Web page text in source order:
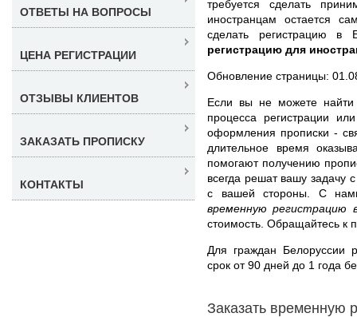
требуется сделать
иностранцам остается
сделать регистрацию в
регистрацию для
Обновление страницы:
Если вы не можете найти
процесса регистрации
оформления прописки -
длительное время
помогают получению
всегда решат вашу задачу
с вашей стороны. С
временную регистрацию
стоимость. Обращайтесь к
Для граждан Белоруссии
срок от 90 дней до 1 года
Заказать временную
ОТВЕТЫ НА ВОПРОСЫ
ЦЕНА РЕГИСТРАЦИИ
ОТЗЫВЫ КЛИЕНТОВ
ЗАКАЗАТЬ ПРОПИСКУ
КОНТАКТЫ